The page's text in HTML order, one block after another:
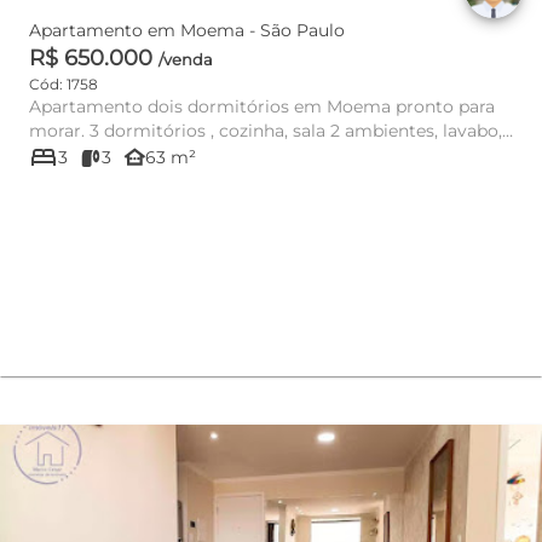
Apartamento em Moema - São Paulo
R$ 650.000 /venda
Cód: 1758
Apartamento dois dormitórios em Moema pronto para
morar. 3 dormitórios , cozinha, sala 2 ambientes, lavabo,
quarto empr...
bed3 3 other_houses63 m²